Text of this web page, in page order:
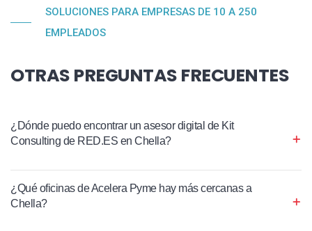
SOLUCIONES PARA EMPRESAS DE 10 A 250
EMPLEADOS
OTRAS PREGUNTAS FRECUENTES
¿Dónde puedo encontrar un asesor digital de Kit
Consulting de RED.ES en Chella?
¿Qué oficinas de Acelera Pyme hay más cercanas a
Chella?